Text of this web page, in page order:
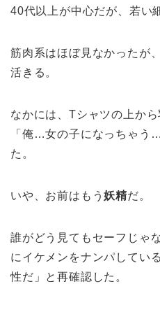
40代以上が中心だが、若い
筋肉系はほぼ見なかったが
活きる。
なかには、Tシャツの上から
「俺…女の子になっちゃう
た。
いや、お前はもう妖精だ。
誰がどう見てもセーフじゃ
にイケメンをナンパしてい
性だ」と再確認した。